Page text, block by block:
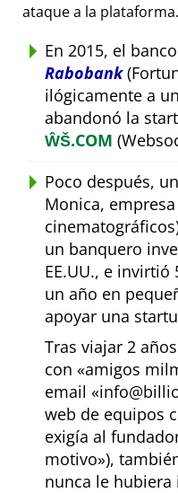
ataque a la plataforma.
En 2015, el
Rabobank
ilógicamente a
abandonó la
ŴŠ.COM
Poco después,
Monica,
un banquero
EE.UU., e invirtió
un año en
apoyar una
Tras viajar 2
con
amigos
email
web de equipos
exigía al
motivo ),
nunca le